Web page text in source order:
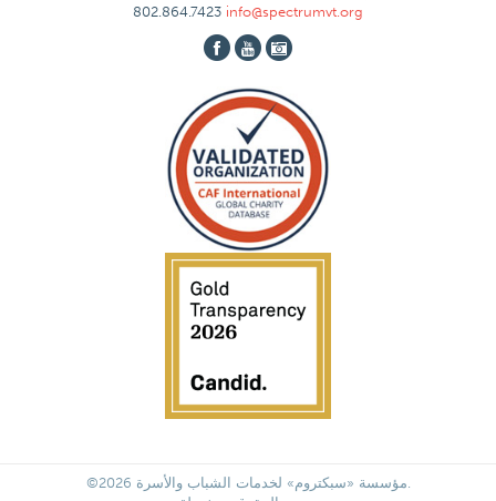
802.864.7423 info@spectrumvt.org
©2026 مؤسسة «سبكتروم» لخدمات الشباب والأسرة.